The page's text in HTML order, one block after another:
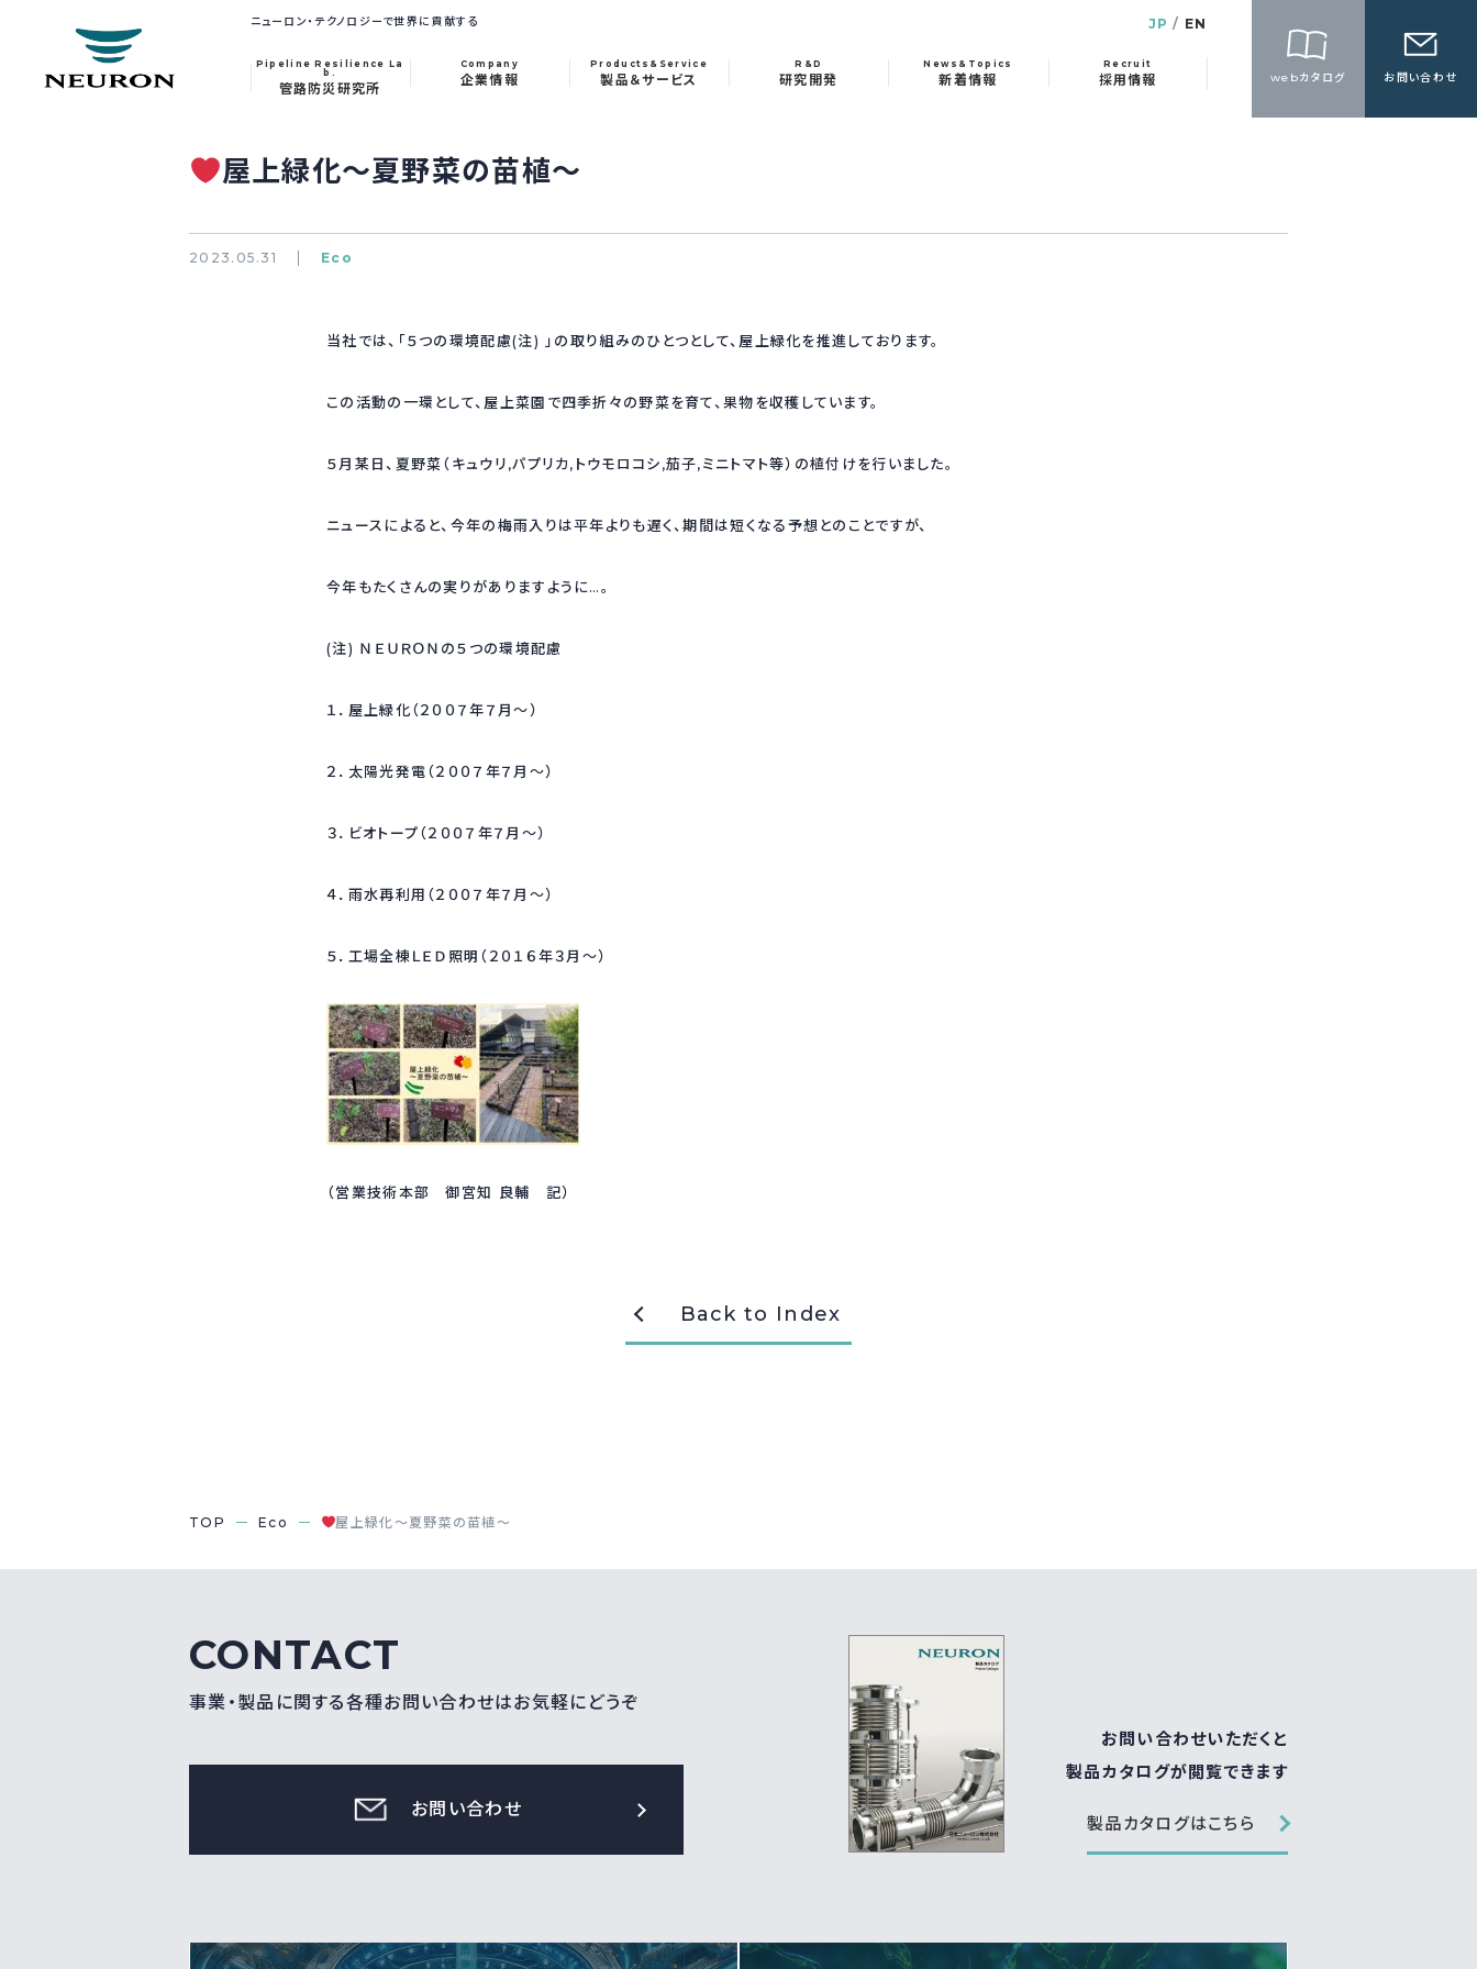
ニューロン・テクノロジーで世界に貢献する JP EN
Pipeline Resilience La
b.
管路防災研究所
Company
企業情報
Products&Service
製品＆サービス
R&D
研究開発
News&Topics
新着情報
Recruit
採用情報 webカタログ お問い合わせ
屋上緑化～夏野菜の苗植～
2023.05.31 Eco
当社では、「５つの環境配慮(注) 」の取り組みのひとつとして、屋上緑化を推進しております。
この活動の一環として、屋上菜園で四季折々の野菜を育て、果物を収穫しています。
５月某日、夏野菜（キュウリ,パプリカ,トウモロコシ,茄子,ミニトマト等）の植付けを行いました。
ニュースによると、今年の梅雨入りは平年よりも遅く、期間は短くなる予想とのことですが、
今年もたくさんの実りがありますように…。
(注) ＮＥＵＲＯＮの５つの環境配慮
１．屋上緑化（２００７年７月〜）
２．太陽光発電（２００７年７月〜）
３．ビオトープ（２００７年７月〜）
４．雨水再利用（２００７年７月〜）
５．工場全棟ＬＥＤ照明（２０１６年３月〜）
（営業技術本部 御宮知 良輔 記）
Back to Index
TOP Eco 屋上緑化～夏野菜の苗植～
CONTACT
事業・製品に関する各種お問い合わせはお気軽にどうぞ
お問い合わせ
お問い合わせいただくと
製品カタログが閲覧できます
製品カタログはこちら